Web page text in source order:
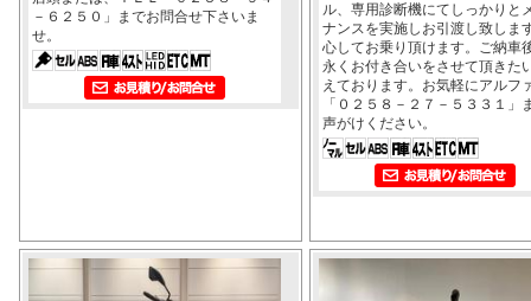
－６２５０」までお問合せ下さいま
せ。
ル、専用診断機にてしっかりと
ナンスを実施しお引渡し致しま
心してお乗り頂けます。ご納車
永くお付き合いをさせて頂きた
えております。お気軽にアルフ
「０２５８－２７－５３３１」
声がけください。